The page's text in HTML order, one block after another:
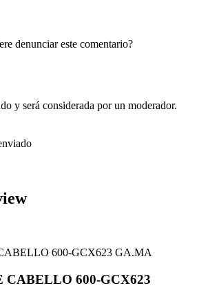
denunciar este comentario?
y será considerada por un moderador.
CABELLO 600-GCX623